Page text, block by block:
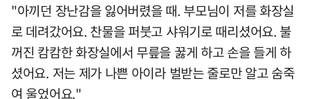
"아끼던 장난감을 잃어버렸을 때. 부모님이 저를 화장실
로 데려갔어요. 찬물을 퍼붓고 샤워기로 때리셨어요. 불
꺼진 캄캄한 화장실에서 무릎을 꿇게 하고 손을 들게 하
셨어요. 저는 제가 나쁜 아이라 벌받는 줄로만 알고 숨죽
여 울었어요."